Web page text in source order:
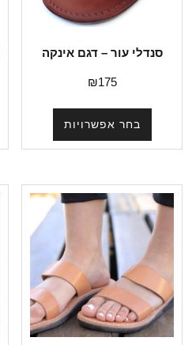
סנדלי עור – דגם אינקה
₪175
בחר אפשרויות